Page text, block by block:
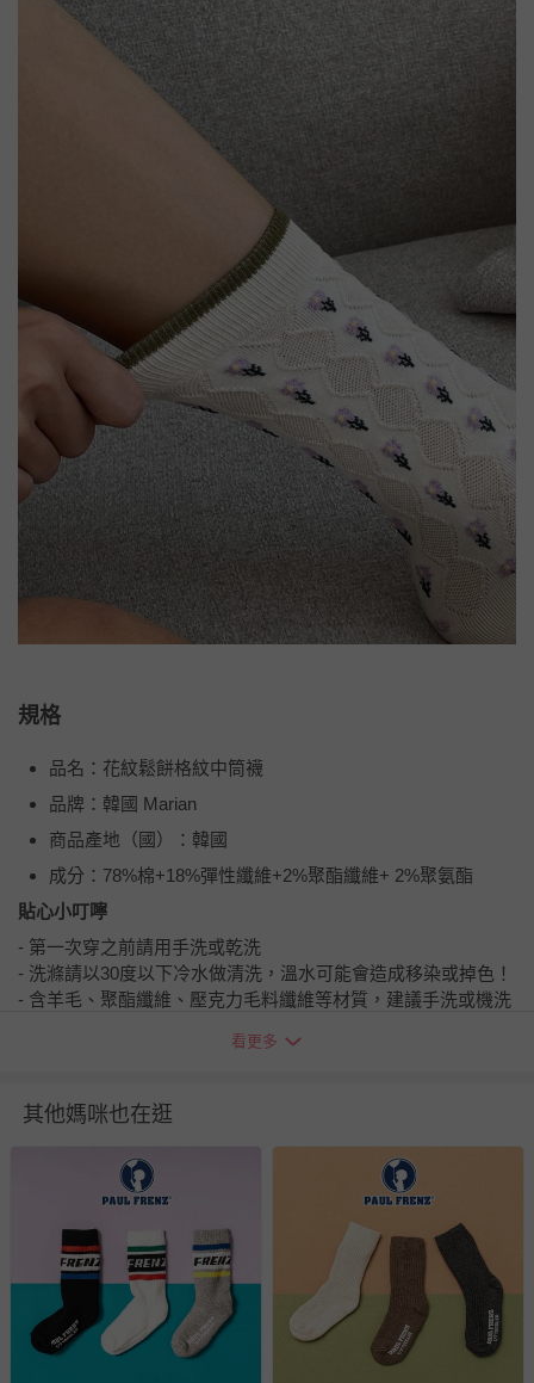
規格
品名：花紋鬆餅格紋中筒襪
品牌：韓國 Marian
商品產地（國）：韓國
成分：78%棉+18%彈性纖維+2%聚酯纖維+ 2%聚氨酯
貼心小叮嚀
- 第一次穿之前請用手洗或乾洗
- 洗滌請以30度以下冷水做清洗，溫水可能會造成移染或掉色！
- 含羊毛、聚酯纖維、壓克力毛料纖維等材質，建議手洗或機洗
- 有蕾絲或網紗的商品強烈建議手洗以免破損
務必翻面放洗衣網，再放洗衣機，以免損壞到圖案！
- 提醒媽咪七天猶豫期並非七天試用期喔~ 媽咪如欲退換貨，所
退回的商品必須是全新的狀態、並且完整包裝。
- 每件商品在拍攝時力求忠實呈現，但因為每台電腦、手機或平
板會因為螢幕亮度及解析度不同，所以顏色與實際成品還是會
有些許差異唷~ 謝謝媽咪們的體諒。
退換貨須知
您所購買的商品享有7天的鑑賞期／猶豫期權益，但此期間
並非試用期，您所退回的商品必須是未經使用的全新狀態，
包含完整包裝、配件、說明文件及贈品等。
看更多
其他媽咪也在逛